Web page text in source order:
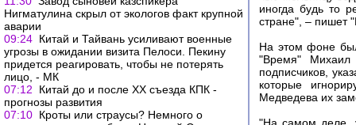
Нигматулина скрыл от экологов факт крупной
аварии
09:24 Китай и Тайвань усиливают военные
угрозы в ожидании визита Пелоси. Пекину
придется реагировать, чтобы не потерять
лицо, - МК
07:12
Китай до и после XX съезда КПК -
прогнозы развития
07:10 Кроты или страусы? Немного о
иногда будь то
стране", – пишет
На этом фоне
"Время" Михаил
подписчиков,
которые
Медведева их